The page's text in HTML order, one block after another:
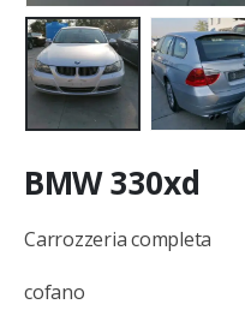
BMW 330xd
Carrozzeria completa
cofano